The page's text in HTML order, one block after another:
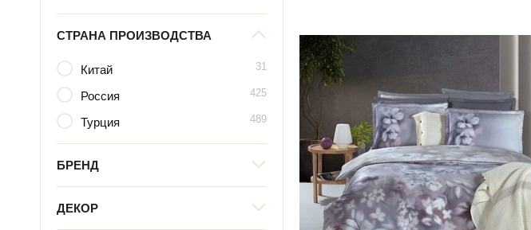
СТРАНА ПРОИЗВОДСТВА
Китай 31
Россия 425
Турция 489
БРЕНД
ДЕКОР